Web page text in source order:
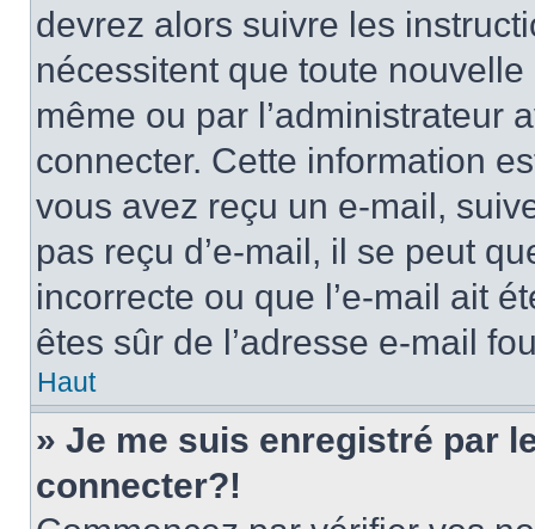
devrez alors suivre les
nécessitent que toute
même ou par l’administrateur
connecter. Cette information
vous avez reçu un e-mail,
pas reçu d’e-mail, il se peut
incorrecte ou que l’e-mail ait
êtes sûr de l’adresse e-mail
Haut
» Je me suis enregistré par
connecter?!